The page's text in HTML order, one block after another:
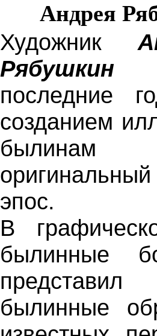
Андрея
Художник
Рябушкин
последние
созданием
былинам
эпос.
В
былинные
представил
былинные